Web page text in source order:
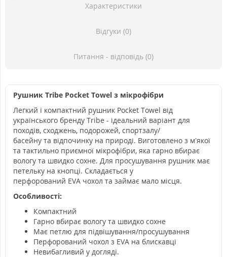
Характеристики
Відгуки (0)
Питання - відповідь (0)
Рушник Tribe Pocket Towel з мікрофібри
Легкий і компактний рушник Pocket Towel від
українського бренду Tribe - ідеальний варіант для
походів, сходжень, подорожей, спортзалу/
басейну та відпочинку на природі. Виготовлено з м’якої
та тактильно приємної мікрофібри, яка гарно вбирає
вологу та швидко сохне. Для просушування рушник має
петельку на кнопці. Складається у
перфорований EVA чохол та займає мало місця.
Особливості:
Компактний
Гарно вбирає вологу та швидко сохне
Має петлю для підвішування/просушування
Перфорований чохол з EVA на блискавці
Невибагливий у догляді.